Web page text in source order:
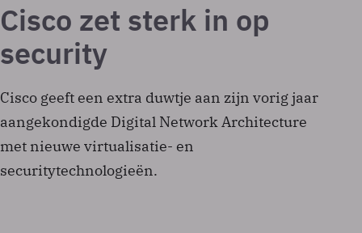
Cisco zet sterk in op
security
Cisco geeft een extra duwtje aan zijn vorig jaar
aangekondigde Digital Network Architecture
met nieuwe virtualisatie- en
securitytechnologieën.